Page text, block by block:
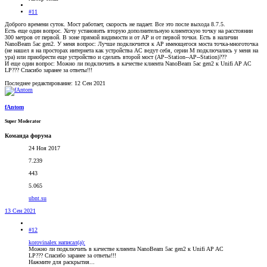
#11
Доброго времени суток. Мост работает, скорость не падает. Все это после выхода 8.7.5.
Есть еще один вопрос. Хочу установить вторую дополнительную клиентскую точку на расстоянии
300 метров от первой. В зоне прямой видимости и от AP и от первой точки. Есть в наличии
NanoBeam 5ac gen2. У меня вопрос: Лучше подключится к АР имеющегося моста точка-многоточка
(не нашел я на просторах интернета как устройства АС ведут себя, серии М подключались у меня на
ура) или приобрести еще устройство и сделать второй мост (AP--Station--AP--Station)???
И еще один вопрос: Можно ли подключить в качестве клиента NanoBeam 5ac gen2 к Unifi AP AC
LP??? Спасибо заранее за ответы!!!
Последнее редактирование: 12 Сен 2021
fAntom
Super Moderator
Команда форума
24 Ноя 2017
7.239
443
5.065
ubnt.su
13 Сен 2021
#12
korovinalex написал(а):
Можно ли подключить в качестве клиента NanoBeam 5ac gen2 к Unifi AP AC
LP??? Спасибо заранее за ответы!!!
Нажмите для раскрытия...